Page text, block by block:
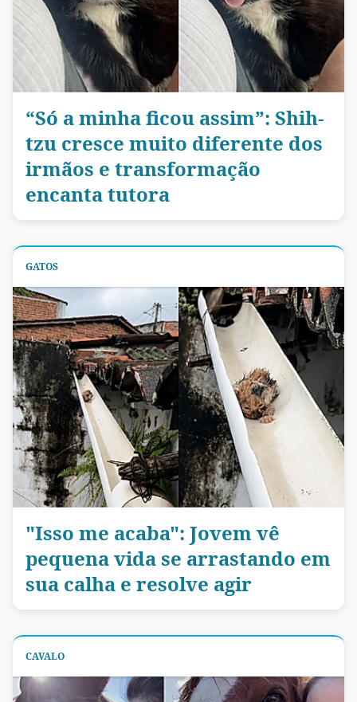
“Só a minha ficou assim”: Shih-
tzu cresce muito diferente dos
irmãos e transformação
encanta tutora
GATOS
"Isso me acaba": Jovem vê
pequena vida se arrastando em
sua calha e resolve agir
CAVALO